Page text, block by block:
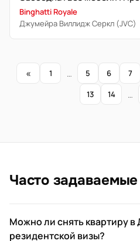
Binghatti Royale
Джумейра Виллидж Серкл (JVC)
« 1 … 5 6 7
13
14 …
Часто
Можно ли снять квартиру в
резидентской визы?